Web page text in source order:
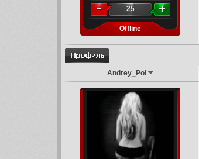
25
Offline
Andrey_Pol